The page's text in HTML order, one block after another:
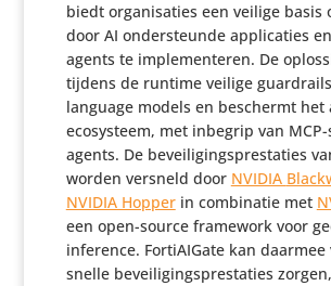
biedt orga­ni­sa­ties een veilige basis
door AI onder­steunde appli­ca­ties
agents te imple­men­teren. De
tijdens de runtime veilige
language models en beschermt
ecosys­teem, met inbegrip van
agents. De bevei­li­gings­pres­ta­ties
worden versneld door NVIDIA
NVIDIA Hopperin combi­natie met
een open-source framework voor
inference. Forti­AI­Gate kan
snelle bevei­li­gings­pres­ta­ties